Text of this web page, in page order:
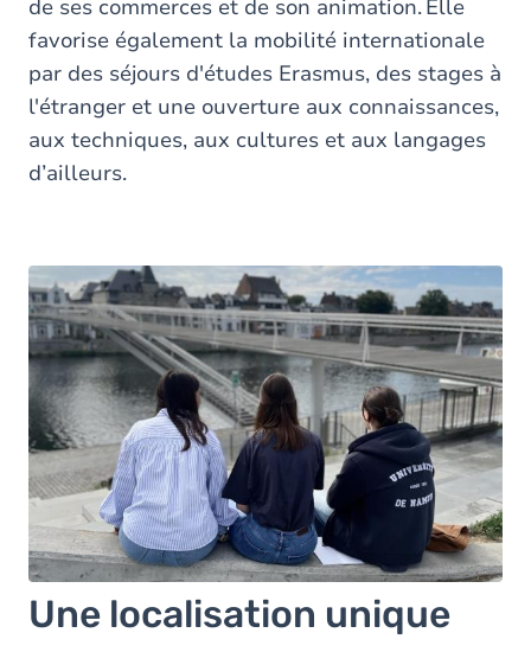
de ses commerces et de son animation. Elle
favorise également la mobilité internationale
par des séjours d'études Erasmus, des stages à
l'étranger et une ouverture aux connaissances,
aux techniques, aux cultures et aux langages
d’ailleurs.
Une localisation unique